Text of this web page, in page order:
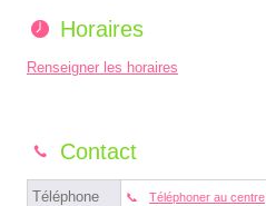
Horaires
Renseigner les horaires
Contact
Téléphone Téléphoner au centre